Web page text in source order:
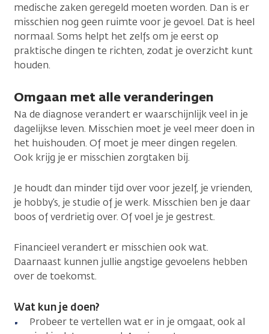
medische zaken geregeld moeten worden. Dan is er
misschien nog geen ruimte voor je gevoel. Dat is heel
normaal. Soms helpt het zelfs om je eerst op
praktische dingen te richten, zodat je overzicht kunt
houden.
Omgaan met alle veranderingen
Na de diagnose verandert er waarschijnlijk veel in je
dagelijkse leven. Misschien moet je veel meer doen in
het huishouden. Of moet je meer dingen regelen.
Ook krijg je er misschien zorgtaken bij.
Je houdt dan minder tijd over voor jezelf, je vrienden,
je hobby’s, je studie of je werk. Misschien ben je daar
boos of verdrietig over. Of voel je je gestrest.
Financieel verandert er misschien ook wat.
Daarnaast kunnen jullie angstige gevoelens hebben
over de toekomst.
Wat kun je doen?
Probeer te vertellen wat er in je omgaat, ook al